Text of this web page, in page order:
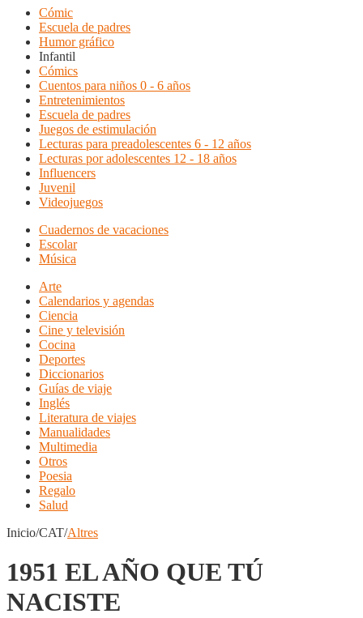
Cómic
Escuela de padres
Humor gráfico
Infantil
Cómics
Cuentos para niños 0 - 6 años
Entretenimientos
Escuela de padres
Juegos de estimulación
Lecturas para preadolescentes 6 - 12 años
Lecturas por adolescentes 12 - 18 años
Influencers
Juvenil
Videojuegos
Cuadernos de vacaciones
Escolar
Música
Arte
Calendarios y agendas
Ciencia
Cine y televisión
Cocina
Deportes
Diccionarios
Guías de viaje
Inglés
Literatura de viajes
Manualidades
Multimedia
Otros
Poesia
Regalo
Salud
Inicio/CAT/Altres
1951 EL AÑO QUE TÚ
NACISTE